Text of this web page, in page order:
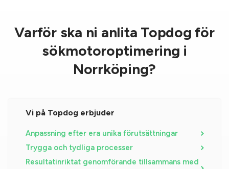
Varför ska ni anlita Topdog för
sökmotoroptimering i
Norrköping?
Vi på Topdog erbjuder
Anpassning efter era unika förutsättningar
Trygga och tydliga processer
Resultatinriktat genomförande tillsammans med